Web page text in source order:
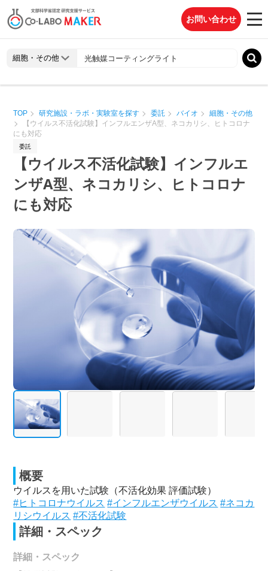
お問い合わせ
TOP 研究施設・ラボ・実験室を探す 委託 バイオ
細胞・その他
【ウイルス不活化試験】インフルエンザA型、ネコカリシ、ヒトコロナ
にも対応
委託
【ウイルス不活化試験】インフルエ
ンザA型、ネコカリシ、ヒトコロナ
にも対応
概要
ウイルスを用いた試験（不活化効果 評価試験）
#ヒトコロナウイルス #インフルエンザウイルス #ネコカ
リシウイルス #不活化試験
詳細・スペック
詳細・スペック